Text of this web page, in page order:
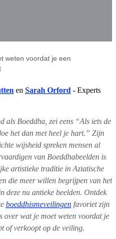
weten voordat je een
en Sarah Orford - Experts
als Boeddha, zei eens “Als iets de
het dan met heel je hart.” Zijn
wijsheid spreken mensen al
van Boeddhabeelden is
artistieke traditie in Aziatische
die meer willen begrijpen van het
deze nu antieke beelden. Ontdek
boeddhismeveilingenfavoriet zijn
over wat je moet weten voordat je
of verkoopt op de veiling.